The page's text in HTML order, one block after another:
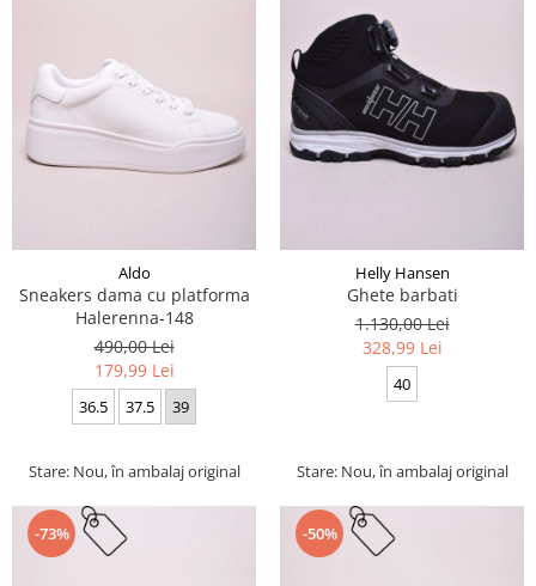
Aldo
Sneakers dama cu platforma
Halerenna-148
490,00 Lei
179,99 Lei
36.5 37.5 39
Stare: Nou, în ambalaj original
Helly Hansen
Ghete barbati
1.130,00 Lei
328,99 Lei
40
Stare: Nou, în ambalaj original
-73% -50%